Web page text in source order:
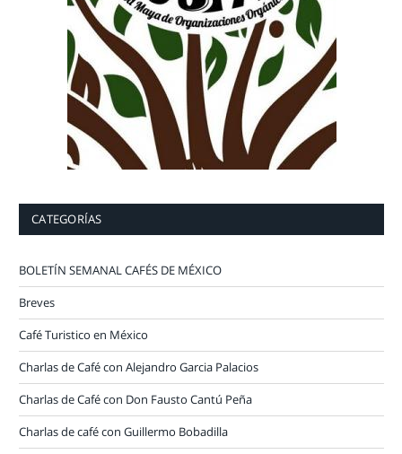
CATEGORÍAS
BOLETÍN SEMANAL CAFÉS DE MÉXICO
Breves
Café Turistico en México
Charlas de Café con Alejandro Garcia Palacios
Charlas de Café con Don Fausto Cantú Peña
Charlas de café con Guillermo Bobadilla